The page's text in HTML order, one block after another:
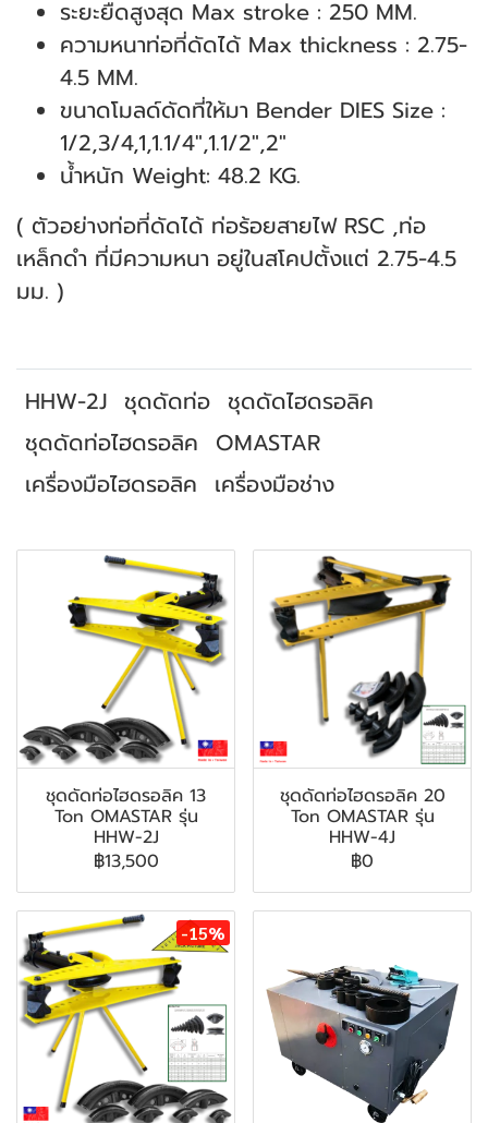
ระยะยืดสูงสุด Max stroke : 250 MM.
ความหนาท่อที่ดัดได้ Max thickness : 2.75-
4.5 MM.
ขนาดโมลด์ดัดที่ให้มา Bender DIES Size :
1/2,3/4,1,1.1/4",1.1/2",2"
น้ำหนัก Weight: 48.2 KG.
( ตัวอย่างท่อที่ดัดได้ ท่อร้อยสายไฟ RSC ,ท่อ
เหล็กดำ ที่มีความหนา อยู่ในสโคปตั้งแต่ 2.75-4.5
มม. )
HHW-2J ชุดดัดท่อ ชุดดัดไฮดรอลิค
ชุดดัดท่อไฮดรอลิค OMASTAR
เครื่องมือไฮดรอลิค เครื่องมือช่าง
ชุดดัดท่อไฮดรอลิค 13
Ton OMASTAR รุ่น
HHW-2J
฿13,500
ชุดดัดท่อไฮดรอลิค 20
Ton OMASTAR รุ่น
HHW-4J
฿0
-15%